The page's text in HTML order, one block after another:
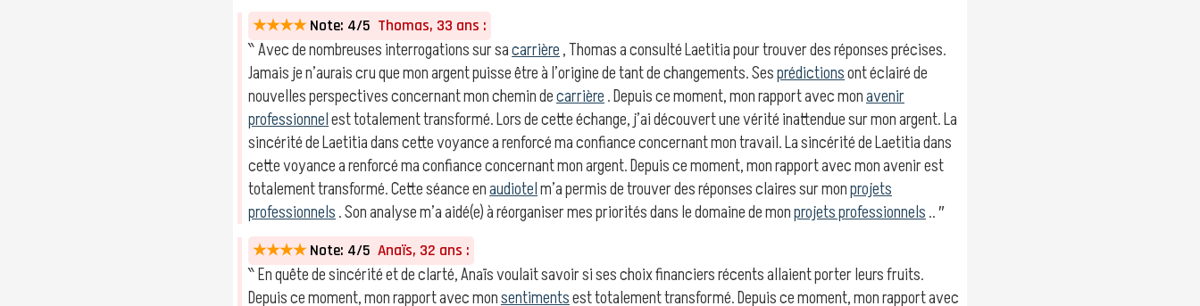
★★★★ Note: 4/5 Thomas, 33 ans :
‶ Avec de nombreuses interrogations sur sacarrière, Thomas a consulté Laetitia pour trouver des réponses précises.
Jamais je n’aurais cru que mon argent puisse être à l’origine de tant de changements. Sesprédictionsont éclairé de
nouvelles perspectives concernant mon chemin decarrière. Depuis ce moment, mon rapport avec monavenir
professionnelest totalement transformé. Lors de cette échange, j’ai découvert une vérité inattendue sur mon argent. La
sincérité de Laetitia dans cette voyance a renforcé ma confiance concernant mon travail. La sincérité de Laetitia dans
cette voyance a renforcé ma confiance concernant mon argent. Depuis ce moment, mon rapport avec mon avenir est
totalement transformé. Cette séance enaudiotelm’a permis de trouver des réponses claires sur monprojets
professionnels. Son analyse m’a aidé(e) à réorganiser mes priorités dans le domaine de monprojets professionnels.. ″
★★★★ Note: 4/5 Anaïs, 32 ans :
‶ En quête de sincérité et de clarté, Anaïs voulait savoir si ses choix financiers récents allaient porter leurs fruits.
Depuis ce moment, mon rapport avec monsentimentsest totalement transformé. Depuis ce moment, mon rapport avec